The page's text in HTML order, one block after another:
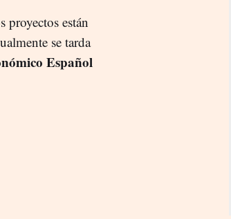
están
se tarda
Español